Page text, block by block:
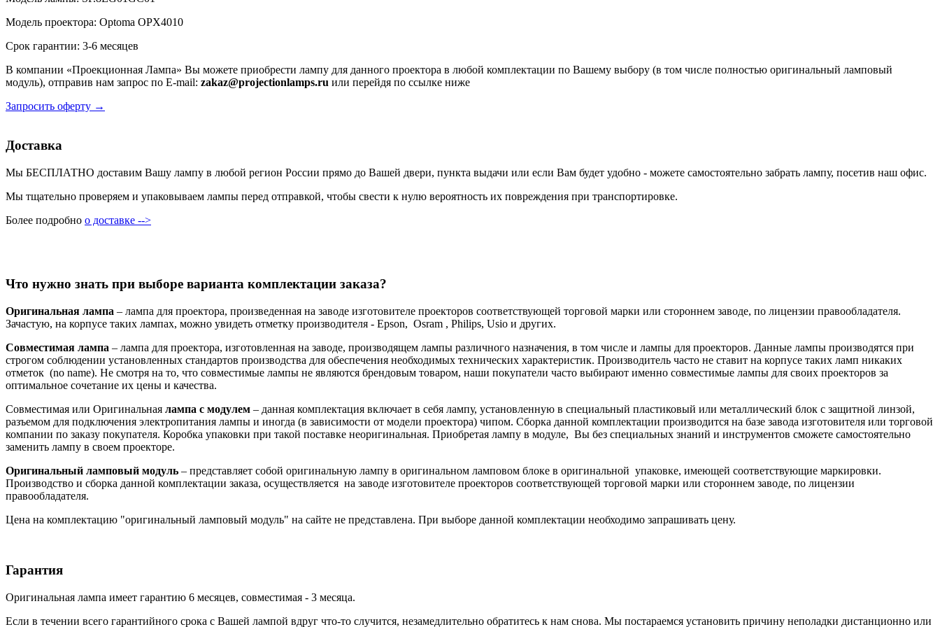
Модель проектора: Optoma OPX4010
Срок гарантии: 3-6 месяцев
В компании «Проекционная Лампа» Вы можете приобрести лампу для данного проектора в любой комплектации по Вашему выбору (в том числе полностью оригинальный ламповый
модуль), отправив нам запрос по E-mail: zakaz@projectionlamps.ru или перейдя по ссылке ниже
Запросить оферту →
Доставка
Мы БЕСПЛАТНО доставим Вашу лампу в любой регион России прямо до Вашей двери, пункта выдачи или если Вам будет удобно - можете самостоятельно забрать лампу, посетив наш офис.
Мы тщательно проверяем и упаковываем лампы перед отправкой, чтобы свести к нулю вероятность их повреждения при транспортировке.
Более подробно о доставке -->
Что нужно знать при выборе варианта комплектации заказа?
Оригинальная лампа – лампа для проектора, произведенная на заводе изготовителе проекторов соответствующей торговой марки или стороннем заводе, по лицензии правообладателя.
Зачастую, на корпусе таких лампах, можно увидеть отметку производителя - Epson, Osram , Philips, Usio и других.
Совместимая лампа – лампа для проектора, изготовленная на заводе, производящем лампы различного назначения, в том числе и лампы для проекторов. Данные лампы производятся при
строгом соблюдении установленных стандартов производства для обеспечения необходимых технических характеристик. Производитель часто не ставит на корпусе таких ламп никаких
отметок (no name). Не смотря на то, что совместимые лампы не являются брендовым товаром, наши покупатели часто выбирают именно совместимые лампы для своих проекторов за
оптимальное сочетание их цены и качества.
Совместимая или Оригинальная лампа с модулем – данная комплектация включает в себя лампу, установленную в специальный пластиковый или металлический блок с защитной линзой,
разъемом для подключения электропитания лампы и иногда (в зависимости от модели проектора) чипом. Сборка данной комплектации производится на базе завода изготовителя или торговой
компании по заказу покупателя. Коробка упаковки при такой поставке неоригинальная. Приобретая лампу в модуле, Вы без специальных знаний и инструментов сможете самостоятельно
заменить лампу в своем проекторе.
Оригинальный ламповый модуль – представляет собой оригинальную лампу в оригинальном ламповом блоке в оригинальной упаковке, имеющей соответствующие маркировки.
Производство и сборка данной комплектации заказа, осуществляется на заводе изготовителе проекторов соответствующей торговой марки или стороннем заводе, по лицензии
правообладателя.
Цена на комплектацию "оригинальный ламповый модуль" на сайте не представлена. При выборе данной комплектации необходимо запрашивать цену.
Гарантия
Оригинальная лампа имеет гарантию 6 месяцев, совместимая - 3 месяца.
Если в течении всего гарантийного срока с Вашей лампой вдруг что-то случится, незамедлительно обратитесь к нам снова. Мы постараемся установить причину неполадки дистанционно или